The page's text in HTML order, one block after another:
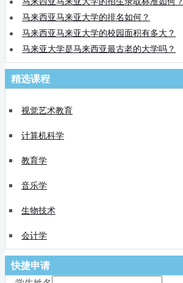
马来西亚马来亚大学的排名如何？
马来西亚马来亚大学的校园面积有多大？
马来亚大学是马来西亚最古老的大学吗？
精选课程
视觉艺术教育
计算机科学
教育学
音乐学
生物技术
会计学
快捷申请